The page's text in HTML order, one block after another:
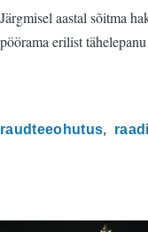
Järgmisel aastal sõitma
pöörama erilist
raudteeohutus